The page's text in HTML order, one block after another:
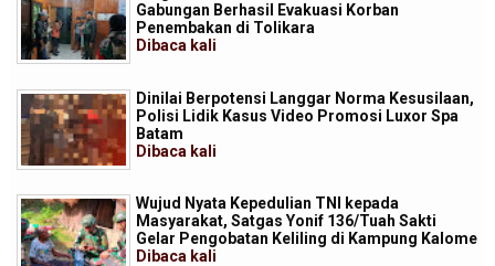
Gabungan Berhasil Evakuasi Korban
Penembakan di Tolikara
Dibaca kali
Dinilai Berpotensi Langgar Norma Kesusilaan,
Polisi Lidik Kasus Video Promosi Luxor Spa
Batam
Dibaca kali
Wujud Nyata Kepedulian TNI kepada
Masyarakat, Satgas Yonif 136/Tuah Sakti
Gelar Pengobatan Keliling di Kampung Kalome
Dibaca kali